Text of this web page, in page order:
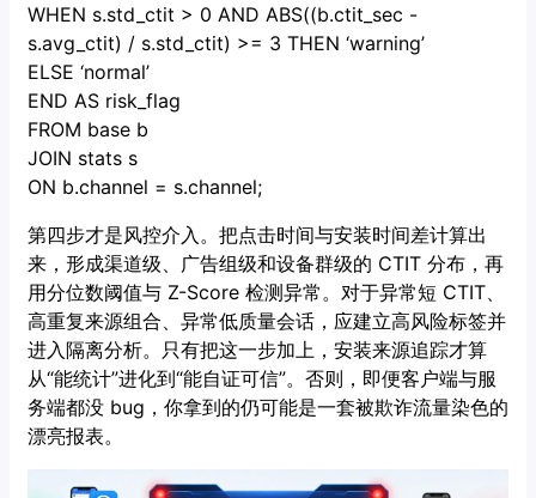
WHEN s.std_ctit > 0 AND ABS((b.ctit_sec -
s.avg_ctit) / s.std_ctit) >= 3 THEN ‘warning’
ELSE ‘normal’
END AS risk_flag
FROM base b
JOIN stats s
ON b.channel = s.channel;
第四步才是风控介入。把点击时间与安装时间差计算出
来，形成渠道级、广告组级和设备群级的 CTIT 分布，再
用分位数阈值与 Z-Score 检测异常。对于异常短 CTIT、
高重复来源组合、异常低质量会话，应建立高风险标签并
进入隔离分析。只有把这一步加上，安装来源追踪才算
从“能统计”进化到“能自证可信”。否则，即便客户端与服
务端都没 bug，你拿到的仍可能是一套被欺诈流量染色的
漂亮报表。